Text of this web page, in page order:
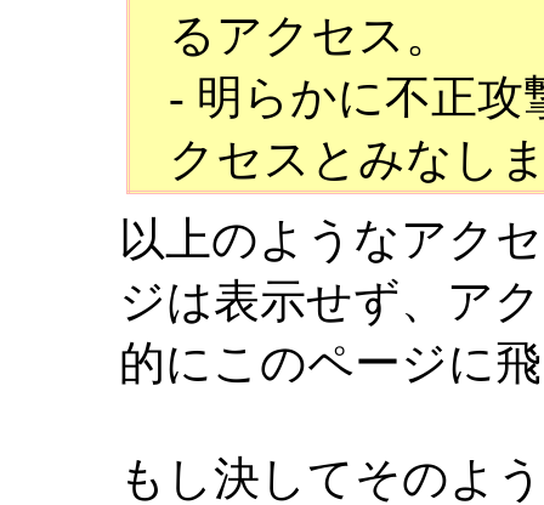
るアクセス。
- 明らかに不正
クセスとみなし
以上のようなアク
ジは表示せず、ア
的にこのページに
もし決してそのよ